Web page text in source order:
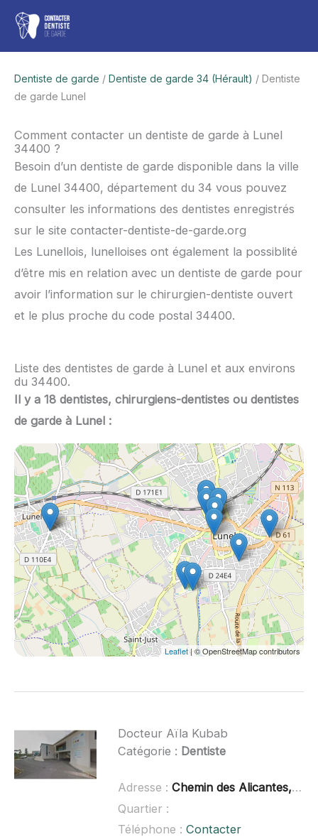
Aller
contenu
Dentiste de garde / Dentiste de garde 34 (Hérault) / Dentiste
de garde Lunel
Comment contacter un dentiste de garde à Lunel
34400 ?
Besoin d’un dentiste de garde disponible dans la ville
de Lunel 34400, département du 34 vous pouvez
consulter les informations des dentistes enregistrés
sur le site contacter-dentiste-de-garde.org
Les Lunellois, lunelloises ont également la possiblité
d’être mis en relation avec un dentiste de garde pour
avoir l’information sur le chirurgien-dentiste ouvert
et le plus proche du code postal 34400.
Liste des dentistes de garde à Lunel et aux environs
du 34400.
Il y a 18 dentistes, chirurgiens-dentistes ou dentistes
de garde à Lunel :
Leaflet| © OpenStreetMap contributors
Docteur Aïla Kubab
Catégorie : Dentiste
Adresse : Chemin des Alicantes, 34400 Lunel
Quartier :
Téléphone : Contacter